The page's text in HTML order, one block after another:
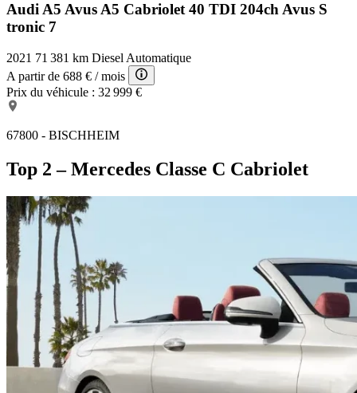
Audi A5 AvusA5 Cabriolet 40 TDI 204ch Avus S
tronic 7
2021 71 381 km Diesel Automatique
A partir de 688 € / mois
Prix du véhicule : 32 999 €
67800 - BISCHHEIM
Top 2 – Mercedes Classe C Cabriolet